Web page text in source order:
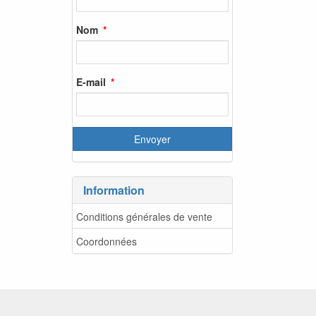
Nom
E-mail
Information
Conditions générales de vente
Coordonnées